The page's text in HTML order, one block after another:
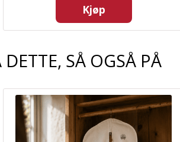
Kjøp
SÅ OGSÅ PÅ